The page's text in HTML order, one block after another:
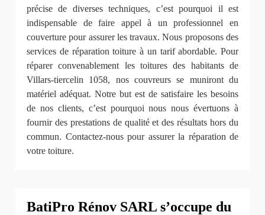
précise de diverses techniques, c’est pourquoi il est
indispensable de faire appel à un professionnel en
couverture pour assurer les travaux. Nous proposons des
services de réparation toiture à un tarif abordable. Pour
réparer convenablement les toitures des habitants de
Villars-tiercelin 1058, nos couvreurs se muniront du
matériel adéquat. Notre but est de satisfaire les besoins
de nos clients, c’est pourquoi nous nous évertuons à
fournir des prestations de qualité et des résultats hors du
commun. Contactez-nous pour assurer la réparation de
votre toiture.
BatiPro Rénov SARL s’occupe du